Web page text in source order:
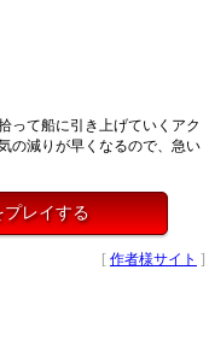
って船に引き上げていくアク
の減りが早くなるので、急い
レイする
[ 作者様サイト ]